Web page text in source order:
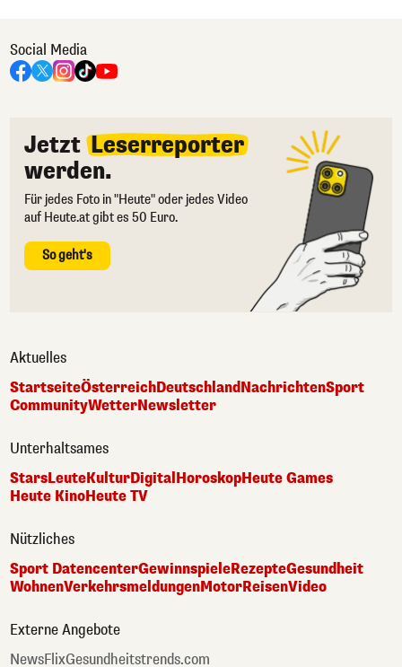
Social Media
Jetzt Leserreporter
werden.
Für jedes Foto in "Heute" oder jedes Video
auf Heute.at gibt es 50 Euro.
So geht's
Aktuelles
StartseiteÖsterreichDeutschlandNachrichtenSport
CommunityWetterNewsletter
Unterhaltsames
StarsLeuteKulturDigital HoroskopHeute Games
Heute KinoHeute TV
Nützliches
Sport DatencenterGewinnspieleRezepteGesundheit
WohnenVerkehrsmeldungenMotorReisenVideo
Externe Angebote
NewsFlixGesundheitstrends.com